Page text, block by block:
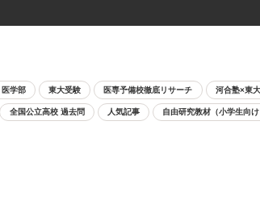
医学部 東大受験 医専予備校徹底リサーチ 河合塾×東
全国公立高校 過去問 人気記事 自由研究教材（小学生向け